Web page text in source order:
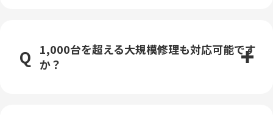
1,000台を超える大規模修理も対応可能です
か？